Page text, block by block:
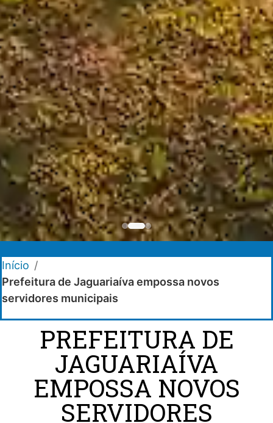
Início /
Prefeitura de Jaguariaíva empossa novos
servidores municipais
PREFEITURA DE
JAGUARIAÍVA
EMPOSSA NOVOS
SERVIDORES